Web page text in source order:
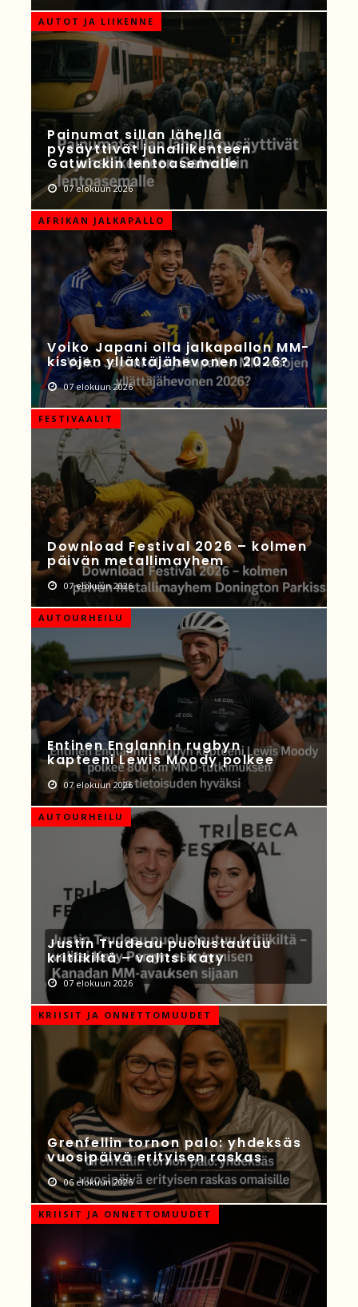
AUTOT JA LIIKENNE
Painumat sillan lähellä
pysäyttivät junaliikenteen
Gatwickin lentoasemalle
07 elokuun 2026
AFRIKAN JALKAPALLO
Voiko Japani olla jalkapallon MM-
kisojen yllättäjähevonen 2026?
07 elokuun 2026
FESTIVAALIT
Download Festival 2026 – kolmen
päivän metallimayhem
07 elokuun 2026
AUTOURHEILU
Entinen Englannin rugbyn
kapteeni Lewis Moody polkee
07 elokuun 2026
AUTOURHEILU
Justin Trudeau puolustautuu
kritiikiltä – valitsi Katy
07 elokuun 2026
KRIISIT JA ONNETTOMUUDET
Grenfellin tornon palo: yhdeksäs
vuosipäivä erityisen raskas
06 elokuun 2026
KRIISIT JA ONNETTOMUUDET